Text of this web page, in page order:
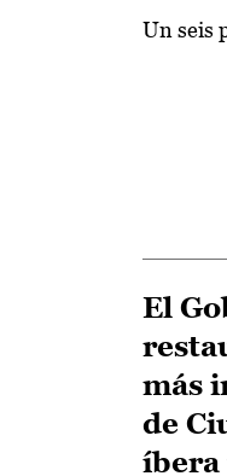
Un seis
El
más
de
íbera